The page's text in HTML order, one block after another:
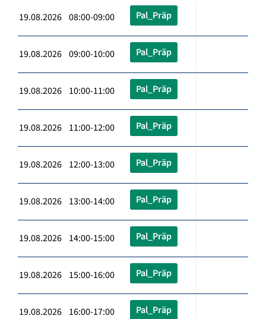
19.08.2026 08:00-09:00 Pal_Präp
19.08.2026 09:00-10:00 Pal_Präp
19.08.2026 10:00-11:00 Pal_Präp
19.08.2026 11:00-12:00 Pal_Präp
19.08.2026 12:00-13:00 Pal_Präp
19.08.2026 13:00-14:00 Pal_Präp
19.08.2026 14:00-15:00 Pal_Präp
19.08.2026 15:00-16:00 Pal_Präp
19.08.2026 16:00-17:00 Pal_Präp